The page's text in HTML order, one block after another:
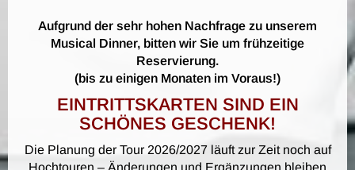
Aufgrund der sehr hohen Nachfrage zu unserem
Musical Dinner, bitten wir Sie um frühzeitige
Reservierung.
(bis zu einigen Monaten im Voraus!)
EINTRITTSKARTEN SIND EIN
SCHÖNES GESCHENK!
Die Planung der Tour 2026/2027 läuft zur Zeit noch auf
Hochtouren – Änderungen und Ergänzungen bleiben